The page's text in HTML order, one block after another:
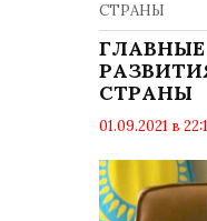
СТРАНЫ
СТРАНЫ
01.09.2021 в